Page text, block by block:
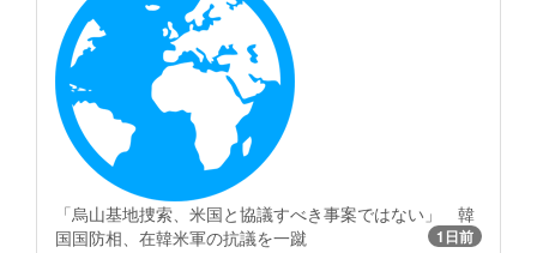
「烏山基地捜索、米国と協議すべき事案ではない」 韓
国国防相、在韓米軍の抗議を一蹴
1日前